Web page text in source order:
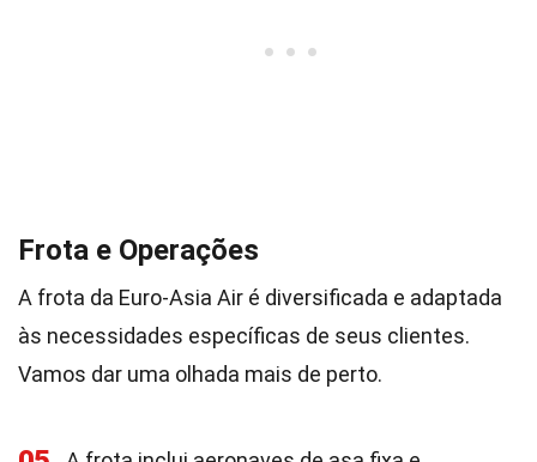
Frota e Operações
A frota da Euro-Asia Air é diversificada e adaptada
às necessidades específicas de seus clientes.
Vamos dar uma olhada mais de perto.